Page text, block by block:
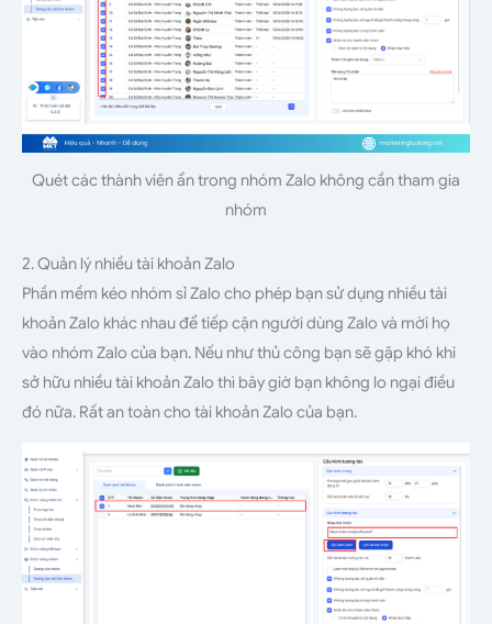
Quét các thành viên ẩn trong nhóm Zalo không cần tham gia
nhóm
2. Quản lý nhiều tài khoản Zalo
Phần mềm kéo nhóm sỉ Zalo cho phép bạn sử dụng nhiều tài
khoản Zalo khác nhau để tiếp cận người dùng Zalo và mời họ
vào nhóm Zalo của bạn. Nếu như thủ công bạn sẽ gặp khó khi
sở hữu nhiều tài khoản Zalo thì bây giờ bạn không lo ngại điều
đó nữa. Rất an toàn cho tài khoản Zalo của bạn.